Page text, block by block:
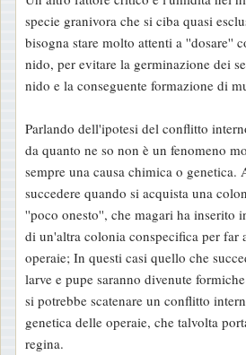
specie granivora che si ciba quasi
bisogna stare molto attenti a ''dosare''
nido, per evitare la germinazione dei
nido e la conseguente formazione di
Parlando dell'ipotesi del conflitto
da quanto ne so non è un fenomeno
sempre una causa chimica o genetica.
succedere quando si acquista una
''poco onesto'', che magari ha inserito
di un'altra colonia conspecifica per far
operaie; In questi casi quello che
larve e pupe saranno divenute
si potrebbe scatenare un conflitto
genetica delle operaie, che talvolta
regina.